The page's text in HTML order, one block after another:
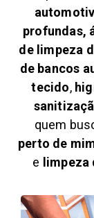
profundas,
de limpeza
de bancos
tecido,
quem
perto de
e